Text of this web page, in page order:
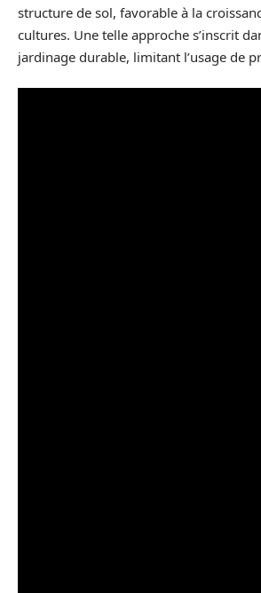
structure de sol, favorable à la
cultures. Une telle approche s’inscrit
jardinage durable, limitant l’usage de